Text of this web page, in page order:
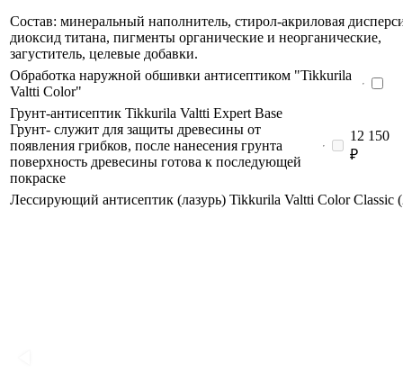
Состав: минеральный наполнитель, стирол-акриловая
диоксид титана, пигменты органические и неорганические,
загуститель, целевые добавки.
Обработка наружной обшивки антисептиком "Tikkurila
Valtti Color"
Грунт-антисептик Tikkurila Valtti Expert Base
Грунт- служит для защиты древесины от
появления грибков, после нанесения грунта
поверхность древесины готова к последующей
покраске
12 150
₽
Лессирующий антисептик (лазурь) Tikkurila Valtti Color Classic